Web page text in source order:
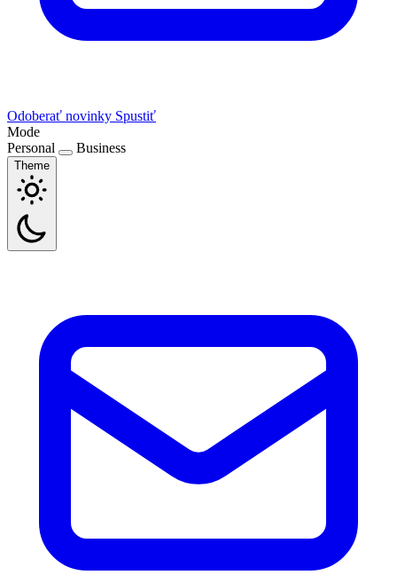
Odoberať novinky Spustiť
Mode
Personal
Business
Theme